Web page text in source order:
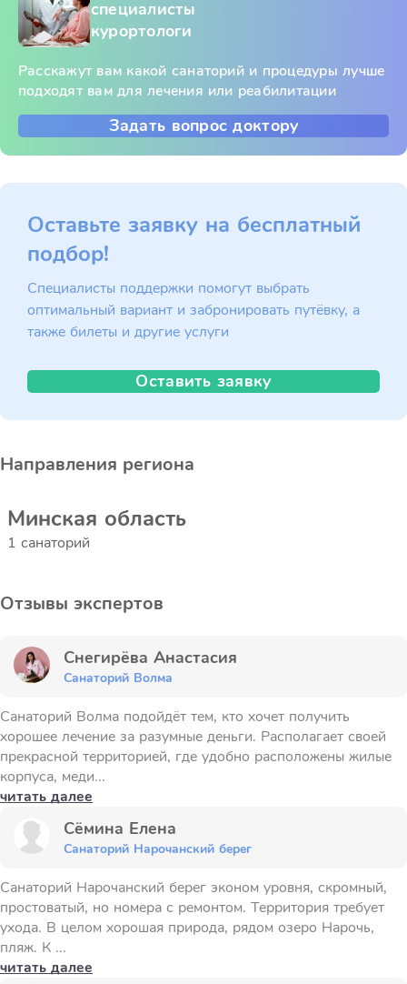
специалисты
курортологи
Расскажут вам какой санаторий и процедуры лучше
подходят вам для лечения или реабилитации
Задать вопрос доктору
Оставьте заявку на бесплатный
подбор!
Специалисты поддержки помогут выбрать
оптимальный вариант и забронировать путёвку, а
также билеты и другие услуги
Оставить заявку
Направления региона
Минская область
1 санаторий
Отзывы экспертов
Снегирёва Анастасия
Санаторий Волма
Санаторий Волма подойдёт тем, кто хочет получить
хорошее лечение за разумные деньги. Располагает своей
прекрасной территорией, где удобно расположены жилые
корпуса, меди...
читать далее
Сёмина Елена
Санаторий Нарочанский берег
Санаторий Нарочанский берег эконом уровня, скромный,
простоватый, но номера с ремонтом. Территория требует
ухода. В целом хорошая природа, рядом озеро Нарочь,
пляж. К ...
читать далее